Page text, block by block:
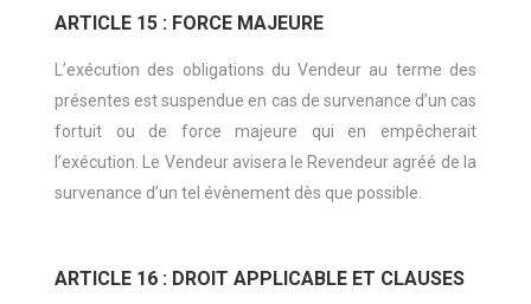
ARTICLE 15 : FORCE MAJEURE
L’exécution des obligations du Vendeur au terme des
présentes est suspendue en cas de survenance d’un cas
fortuit ou de force majeure qui en empêcherait
l’exécution. Le Vendeur avisera le Revendeur agréé de la
survenance d’un tel évènement dès que possible.
ARTICLE 16 : DROIT APPLICABLE ET CLAUSES